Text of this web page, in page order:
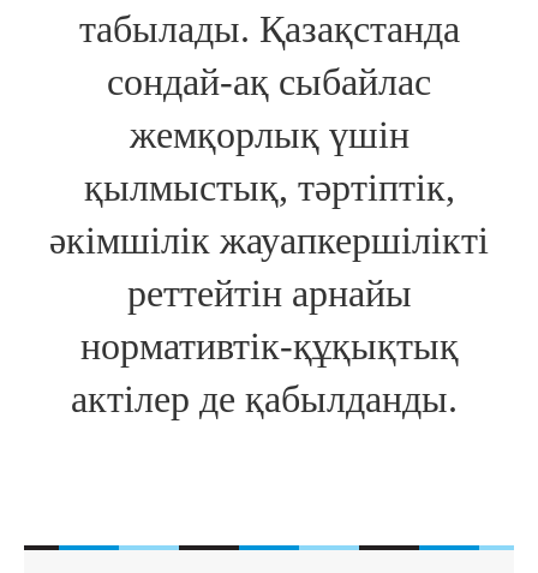
табылады. Қазақстанда
сондай-ақ сыбайлас
жемқорлық үшін
қылмыстық, тәртіптік,
әкімшілік жауапкершілікті
реттейтін арнайы
нормативтік-құқықтық
актілер де қабылданды.